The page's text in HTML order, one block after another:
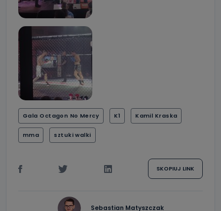
Gala Octagon No Mercy K1 Kamil Kraska
mma sztuki walki
SKOPIUJ LINK
Sebastian Matyszczak